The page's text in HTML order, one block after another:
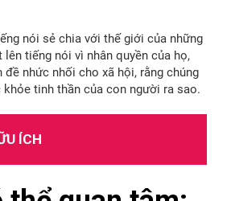
nói sẻ chia với thế giới của những
tiếng nói vì nhân quyền của họ,
nhức nhối cho xã hội, rằng chúng
tinh thần của con người ra sao.
ÍCH